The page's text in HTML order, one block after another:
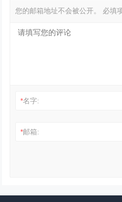
您的邮箱地址不会被公开。 必填
*名字:
*邮箱: